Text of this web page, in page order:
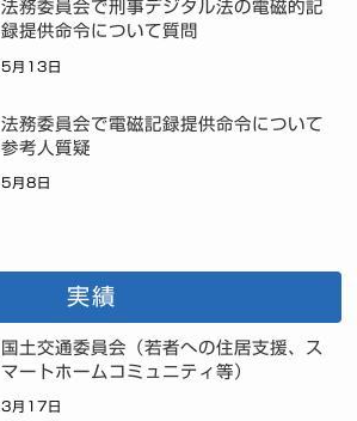
法務委員会で刑事デジタル法の電磁的記
録提供命令について質問
5月13日
法務委員会で電磁記録提供命令について
参考人質疑
5月8日
実績
国土交通委員会（若者への住居支援、ス
マートホームコミュニティ等）
3月17日